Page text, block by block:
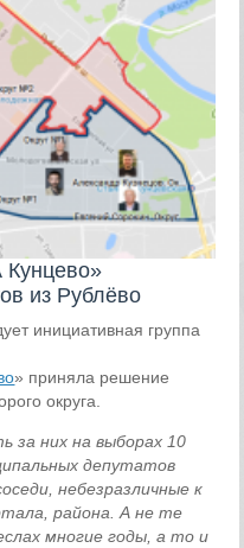
Кунцево»
из Рублёво
инициативная группа
» приняла решение
округа.
за них на выборах 10
депутатов
небезразличные к
района. А не те
многие годы, а то и